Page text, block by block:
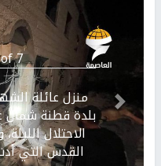
7.
منزل عائلة
بلدة قطنة شمال
الاحتلال
القدس التي أدت
Previous